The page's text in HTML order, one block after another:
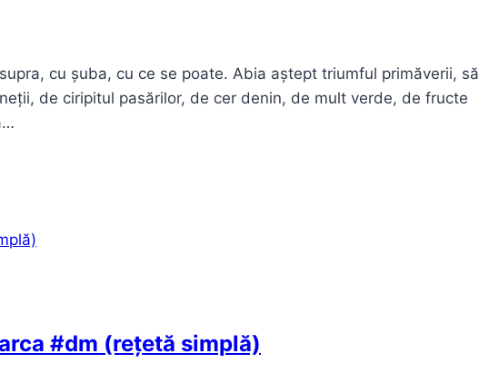
cu șuba, cu ce se poate. Abia aștept triumful primăverii, să
de ciripitul pasărilor, de cer denin, de mult verde, de fructe
#dm (rețetă simplă)